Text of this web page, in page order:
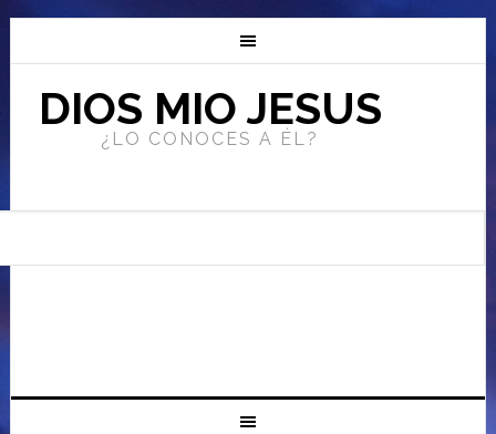
DIOS MIO JESUS
¿LO CONOCES A ÉL?